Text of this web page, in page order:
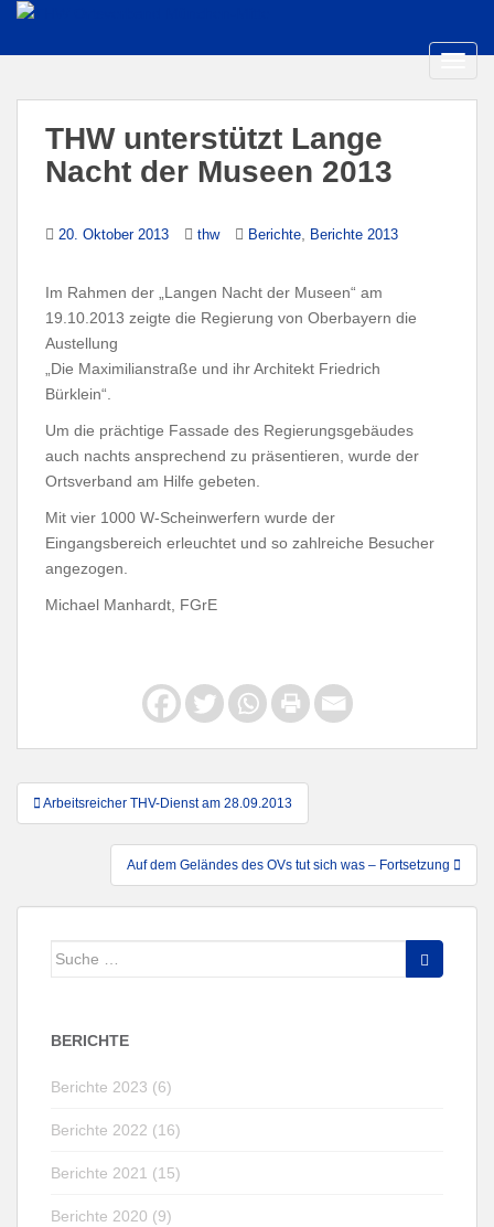
THW unterstützt Lange
Nacht der Museen 2013
20. Oktober 2013 thw Berichte Berichte 2013
Im Rahmen der „Langen Nacht der Museen“ am
19.10.2013 zeigte die Regierung von Oberbayern die
Austellung
„Die Maximilianstraße und ihr Architekt Friedrich
Bürklein“.
Um die prächtige Fassade des Regierungsgebäudes
auch nachts ansprechend zu präsentieren, wurde der
Ortsverband am Hilfe gebeten.
Mit vier 1000 W-Scheinwerfern wurde der
Eingangsbereich erleuchtet und so zahlreiche Besucher
angezogen.
Michael Manhardt, FGrE
Beitragsnavigation
Arbeitsreicher THV-Dienst am 28.09.2013
Auf dem Geländes des OVs tut sich was – Fortsetzung
Suche
BERICHTE
Berichte 2023 (6)
Berichte 2022 (16)
Berichte 2021 (15)
Berichte 2020 (9)